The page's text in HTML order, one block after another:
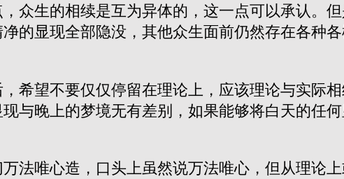
众生的相续是互为异体的，这一点可以承认。
的显现全部隐没，其他众生面前仍然存在各种
希望不要仅仅停留在理论上，应该理论与实际
与晚上的梦境无有差别，如果能够将白天的任
万法唯心造，口头上虽然说万法唯心，但从理